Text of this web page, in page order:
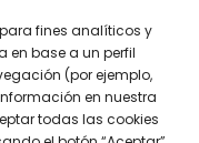
fines analíticos y
base a un perfil
(por ejemplo,
en nuestra
todas las cookies